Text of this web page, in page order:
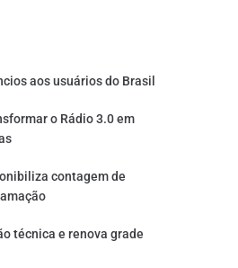
aos usuários do Brasil
o Rádio 3.0 em
contagem de
técnica e renova grade